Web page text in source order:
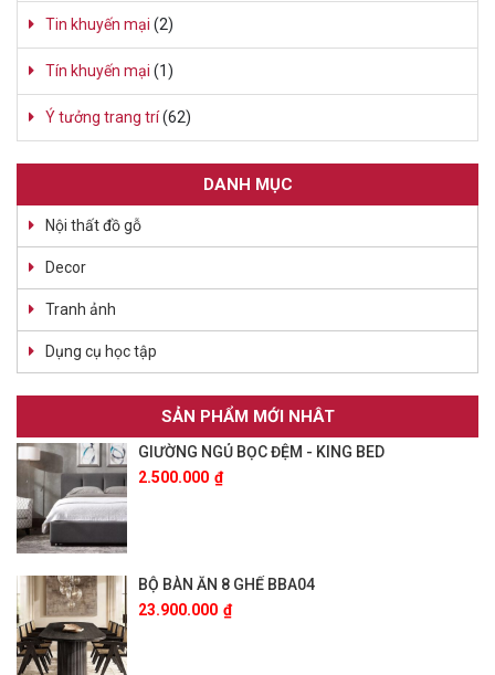
Tin khuyến mại (2)
Tín khuyến mại (1)
Ý tưởng trang trí(62)
DANH MỤC
Nội thất đồ gỗ
Decor
Tranh ảnh
Dụng cụ học tập
SẢN PHẨM MỚI NHÂT
GIƯỜNG NGỦ BỌC ĐỆM - KING BED
2.500.000 ₫
BỘ BÀN ĂN 8 GHẾ BBA04
23.900.000 ₫